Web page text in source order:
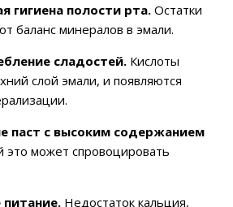
гигиена полости рта. Остатки
баланс минералов в эмали.
сладостей. Кислоты
слой эмали, и появляются
паст с высоким содержанием
это может спровоцировать
питание. Недостаток кальция,